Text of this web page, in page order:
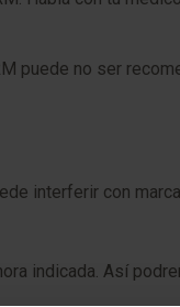
puede no ser
interferir con
indicada. Así